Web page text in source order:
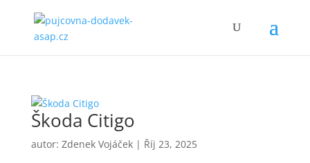
Škoda Citigo
autor: Zdenek Vojáček| Říj 23, 2025